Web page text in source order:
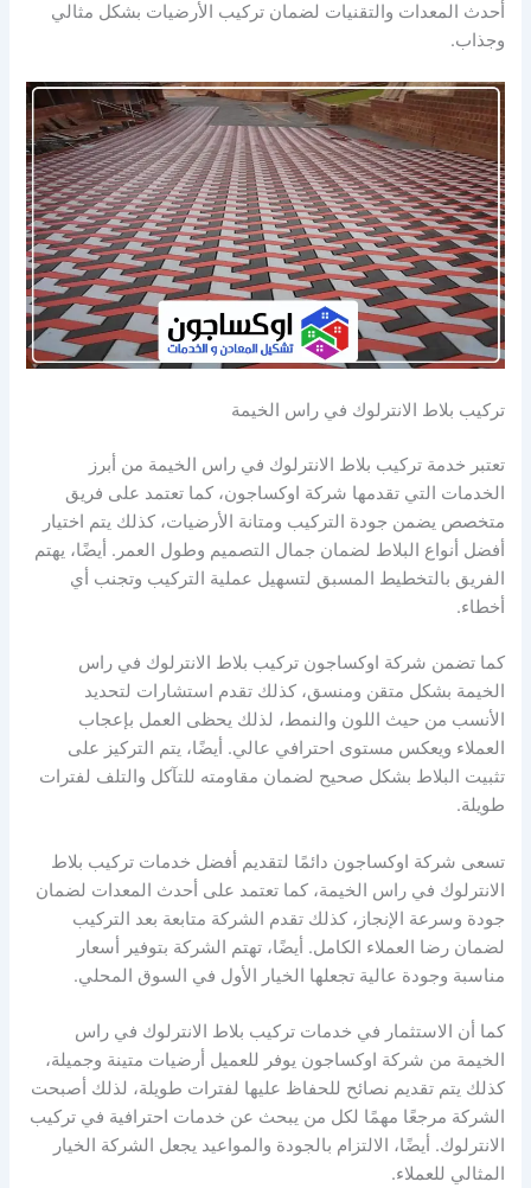
أحدث المعدات والتقنيات لضمان تركيب الأرضيات بشكل مثالي
وجذاب.
تركيب بلاط الانترلوك في راس الخيمة
تعتبر خدمة تركيب بلاط الانترلوك في راس الخيمة من أبرز
الخدمات التي تقدمها شركة اوكساجون، كما تعتمد على فريق
متخصص يضمن جودة التركيب ومتانة الأرضيات، كذلك يتم اختيار
أفضل أنواع البلاط لضمان جمال التصميم وطول العمر. أيضًا، يهتم
الفريق بالتخطيط المسبق لتسهيل عملية التركيب وتجنب أي
أخطاء.
كما تضمن شركة اوكساجون تركيب بلاط الانترلوك في راس
الخيمة بشكل متقن ومنسق، كذلك تقدم استشارات لتحديد
الأنسب من حيث اللون والنمط، لذلك يحظى العمل بإعجاب
العملاء ويعكس مستوى احترافي عالي. أيضًا، يتم التركيز على
تثبيت البلاط بشكل صحيح لضمان مقاومته للتآكل والتلف لفترات
طويلة.
تسعى شركة اوكساجون دائمًا لتقديم أفضل خدمات تركيب بلاط
الانترلوك في راس الخيمة، كما تعتمد على أحدث المعدات لضمان
جودة وسرعة الإنجاز، كذلك تقدم الشركة متابعة بعد التركيب
لضمان رضا العملاء الكامل. أيضًا، تهتم الشركة بتوفير أسعار
مناسبة وجودة عالية تجعلها الخيار الأول في السوق المحلي.
كما أن الاستثمار في خدمات تركيب بلاط الانترلوك في راس
الخيمة من شركة اوكساجون يوفر للعميل أرضيات متينة وجميلة،
كذلك يتم تقديم نصائح للحفاظ عليها لفترات طويلة، لذلك أصبحت
الشركة مرجعًا مهمًا لكل من يبحث عن خدمات احترافية في تركيب
الانترلوك. أيضًا، الالتزام بالجودة والمواعيد يجعل الشركة الخيار
المثالي للعملاء.